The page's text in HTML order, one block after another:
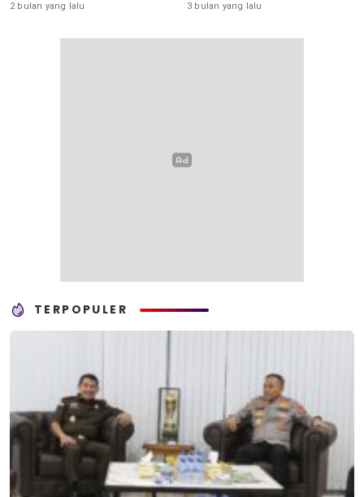
2 bulan yang lalu 3 bulan yang lalu
TERPOPULER